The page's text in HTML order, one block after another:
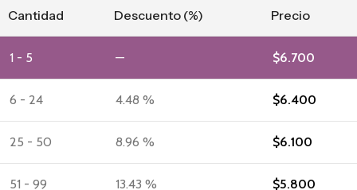
Cantidad Descuento (%) Precio
1 - 5 — $6.700
6 - 24 4.48 % $6.400
25 - 50 8.96 % $6.100
51 - 99 13.43 % $5.800